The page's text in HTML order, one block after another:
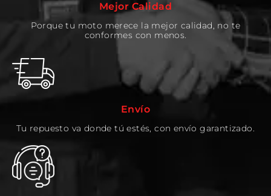
Mejor Calidad
Porque tu moto merece la mejor calidad, no te
conformes con menos.
Envío
Tu repuesto va donde tú estés, con envío garantizado.